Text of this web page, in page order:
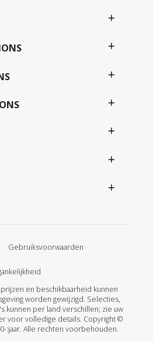
Gebruiksvoorwaarden
en beschikbaarheid kunnen
worden gewijzigd. Selecties,
kunnen per land verschillen; zie uw
voor volledige details. Copyright ©
:jaar. Alle rechten voorbehouden.